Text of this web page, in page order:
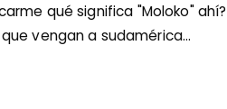
qué significa "Moloko"
vengan a sudamérica...